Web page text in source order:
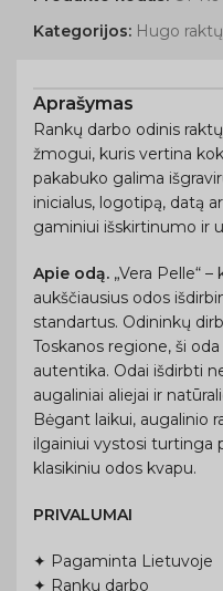
Kategorijos: Hugo
Aprašymas
Rankų darbo odinis
žmogui, kuris vertina
pakabuko galima
inicialus, logotipą, datą
gaminiui išskirtinumo ir
Apie odą. „Vera Pelle“
aukščiausius odos
standartus. Odininkų
Toskanos regione, ši
autentika. Odai išdirbti
augaliniai aliejai ir
Bėgant laikui, augalinio
ilgainiui vystosi turtinga
klasikiniu odos kvapu.
PRIVALUMAI
✦ Pagaminta Lietuvoje
✦ Rankų darbo